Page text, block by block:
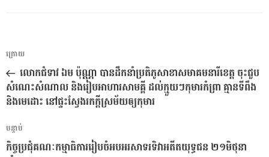
ការ​
នាំទិស​
ប្រកាស
អត្ថបទ
មុន
ក្រោយ
លោកជំទាវ ឯម ប៉ុណ្ណា បានដឹកនាំប្រតិភូសាខាសមាគមនារីខេត្ត ចុះជួប
សំណេះសំណាល និងរៀបអាហារសាមគ្គី ដល់ក្មួយៗកុមារកំព្រា គ្មានទីពឹង
និងមេដោះ នៅផ្ទះស្វែងរកក្តីស្រម័យឲ្យកុមារ
អត្ថបទ
បន្ទាប់
បន្ទាប់
កិច្ចប្រជុំគណៈកម្មាធិការរៀបចំអបអរសាទរទិវាអតីតយុទ្ធជន ២១មិថុនា